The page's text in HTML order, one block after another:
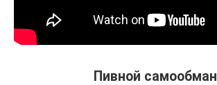
Пивной самообман